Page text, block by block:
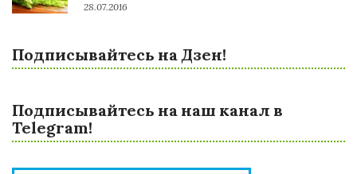
28.07.2016
Подписывайтесь на Дзен!
Подписывайтесь на наш канал в
Telegram!